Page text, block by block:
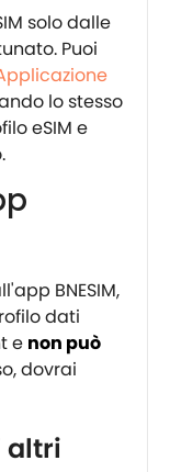
solo dalle
Puoi
lo stesso
eSIM e
BNESIM,
dati
e non può
dovrai
altri